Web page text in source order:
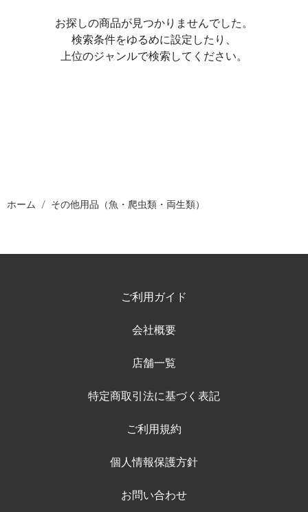
お探しの商品が見つかりませんでした。
検索条件をゆるめに設定したり、
上位のジャンルで検索してください。
ホーム その他用品（魚・爬虫類・両生類）
ご利用ガイド
会社概要
店舗一覧
特定商取引法に基づく表記
ご利用規約
個人情報保護方針
お問い合わせ